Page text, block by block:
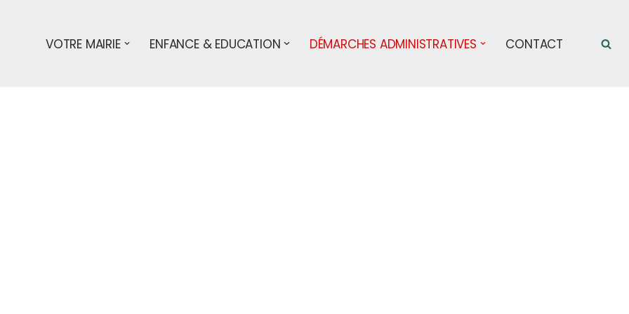
VOTRE MAIRIE ENFANCE & EDUCATION DÉMARCHES ADMINISTRATIVES CONTACT